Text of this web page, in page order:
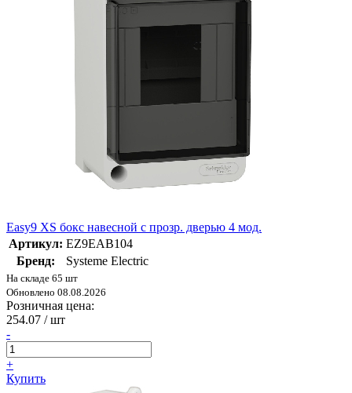
Easy9 XS бокс навесной с прозр. дверью 4 мод.
Артикул: EZ9EAB104
Бренд:
Systeme Electric
На складе 65 шт
Обновлено 08.08.2026
Розничная цена:
254.07 / шт
-
+
Купить